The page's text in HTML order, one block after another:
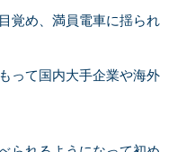
覚め、満員電車に揺られ
って国内大手企業や海外